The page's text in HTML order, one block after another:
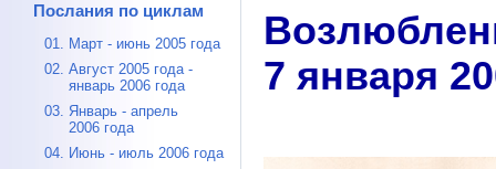
Послания по циклам
01. Март - июнь 2005 года
02. Август 2005 года -
январь 2006 года
03. Январь - апрель
2006 года
04. Июнь - июль 2006 года
7 января